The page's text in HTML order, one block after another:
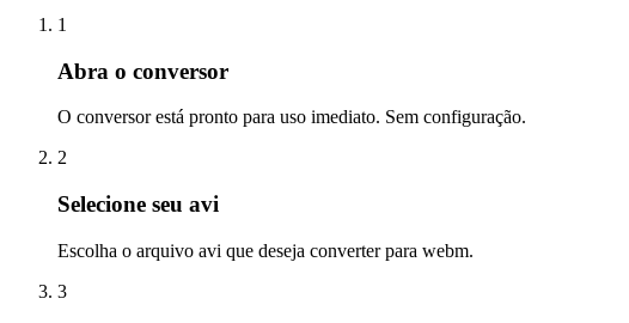
1
Abra o conversor
O conversor está pronto para uso imediato. Sem configuração.
2
Selecione seu avi
Escolha o arquivo avi que deseja converter para webm.
3